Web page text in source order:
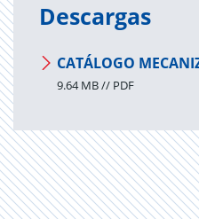
Descargas
CATÁLOGO
9.64 MB // PDF